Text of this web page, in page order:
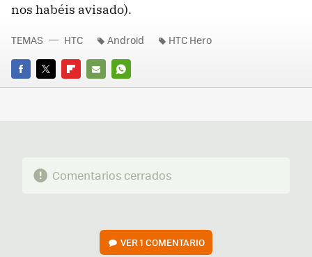
nos habéis avisado).
FACEBOOK
TWITTERFLIPBOARD
E-
WHATSAPP
TEMAS HTC Android HTC Hero
Comentarios cerrados
VER1 COMENTARIO